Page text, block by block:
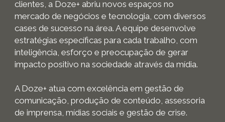
clientes, a Doze+ abriu novos espaços no
mercado de negócios e tecnologia, com diversos
cases de sucesso na área. A equipe desenvolve
estratégias específicas para cada trabalho, com
inteligência, esforço e preocupação de gerar
impacto positivo na sociedade através da mídia.
A Doze+ atua com excelência em gestão de
comunicação, produção de conteúdo, assessoria
de imprensa, mídias sociais e gestão de crise.